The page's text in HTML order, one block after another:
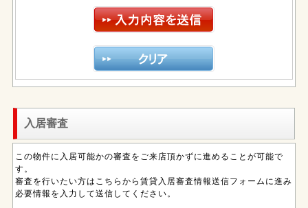
入居審査
この物件に入居可能かの審査をご来店頂かずに進めることが可能で
す。
審査を行いたい方はこちらから賃貸入居審査情報送信フォームに進み
必要情報を入力して送信してください。